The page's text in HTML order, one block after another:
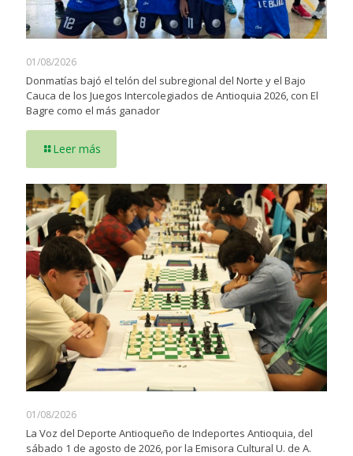
01/08/2026
Donmatías bajó el telón del subregional del Norte y el Bajo
Cauca de los Juegos Intercolegiados de Antioquia 2026, con El
Bagre como el más ganador
Leer más
01/08/2026
La Voz del Deporte Antioqueño de Indeportes Antioquia, del
sábado 1 de agosto de 2026, por la Emisora Cultural U. de A.